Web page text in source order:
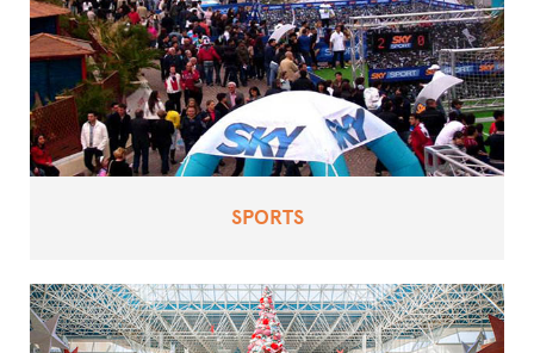
SPORTS